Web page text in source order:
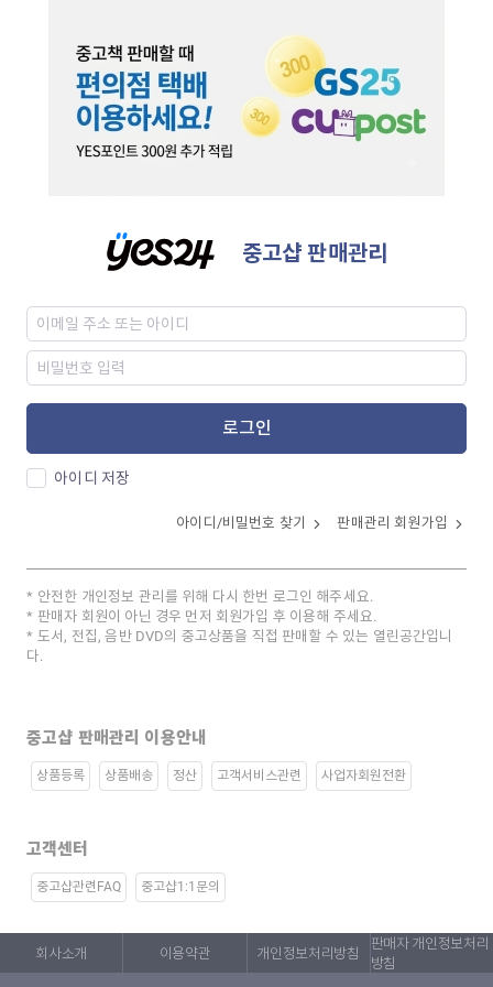
중고샵 판매관리
로그인
아이디 저장
아이디/비밀번호 찾기 판매관리 회원가입
안전한 개인정보 관리를 위해 다시 한번 로그인 해주세요.
판매자 회원이 아닌 경우 먼저 회원가입 후 이용해 주세요.
도서, 전집, 음반 DVD의 중고상품을 직접 판매할 수 있는 열린공간입니
다.
중고샵 판매관리 이용안내
상품등록 상품배송 정산 고객서비스관련 사업자회원전환
고객센터
중고샵관련FAQ 중고샵1:1문의
회사소개 이용약관 개인정보처리방침
판매자 개인정보처리
방침